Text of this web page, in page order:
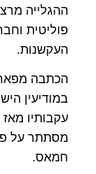
ההגלייה
פוליטית
העקשנות.
הכתבה
במודיעין
עקבותיו
מסתתר על
חמאס.